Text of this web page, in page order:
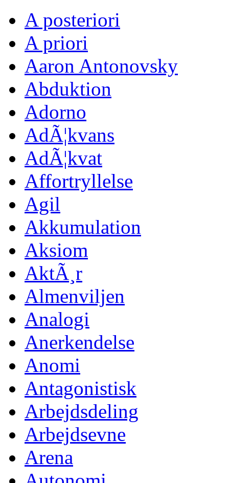
A posteriori
A priori
Aaron Antonovsky
Abduktion
Adorno
AdÃ¦kvans
AdÃ¦kvat
Affortryllelse
Agil
Akkumulation
Aksiom
AktÃ¸r
Almenviljen
Analogi
Anerkendelse
Anomi
Antagonistisk
Arbejdsdeling
Arbejdsevne
Arena